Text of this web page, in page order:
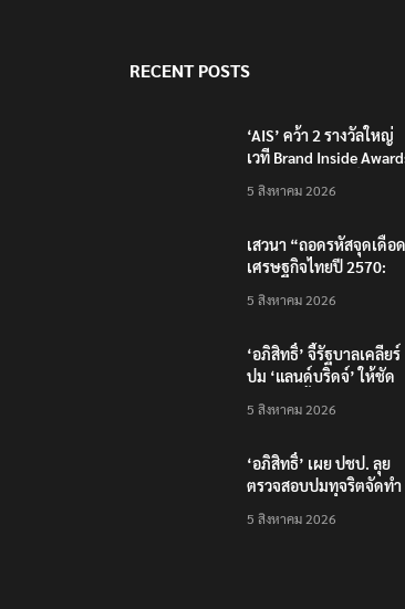
RECENT POSTS
‘AIS’ คว้า 2 รางวัลใหญ่
เวที Brand Inside
โครงสร้างพื้นฐานดิจิทัล
5 สิงหาคม 2026
เสวนา “ถอดรหัสจุดเดือด
เศรษฐกิจไทยปี 2570:
ธุรกิจไทยจะรับมือ
5 สิงหาคม 2026
‘อภิสิทธิ์’ จี้รัฐบาลเคลียร์
ปม ‘แลนด์บริดจ์’ ให้ชัด
5 สิงหาคม 2026
‘อภิสิทธิ์’ เผย ปชป. ลุย
ตรวจสอบปมทุจริตจัดทำ
สสว.
5 สิงหาคม 2026